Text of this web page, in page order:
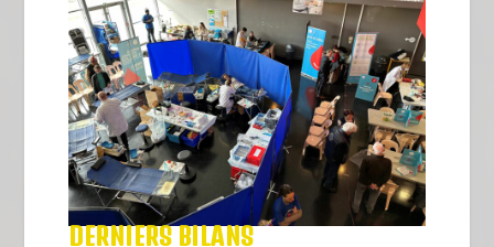
DERNIERS BILANS